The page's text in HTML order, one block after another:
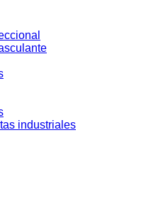
industriales